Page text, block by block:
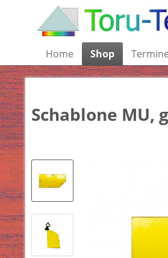
Home Shop Termine
Schablone MU,